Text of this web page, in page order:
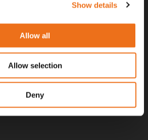
Show details
Allow all
Allow selection
Deny
tillval gäller vid köp av ny maskin. Priserna
produkt, till exempel